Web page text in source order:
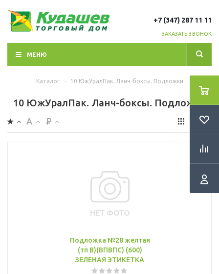
+7 (347) 287 11 11
ЗАКАЗАТЬ ЗВОНОК
МЕНЮ
Каталог - 10 ЮжУралПак. Ланч-боксы. Подложки
10 ЮжУралПак. Ланч-боксы. Подложки
Подложка №28 желтая
(тп В)(ВПВПС) (600)
ЗЕЛЕНАЯ ЭТИКЕТКА